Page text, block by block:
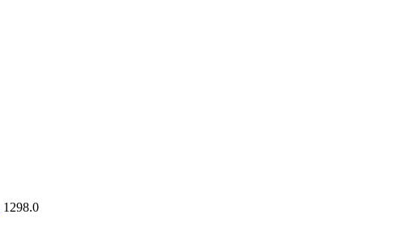
1298.0